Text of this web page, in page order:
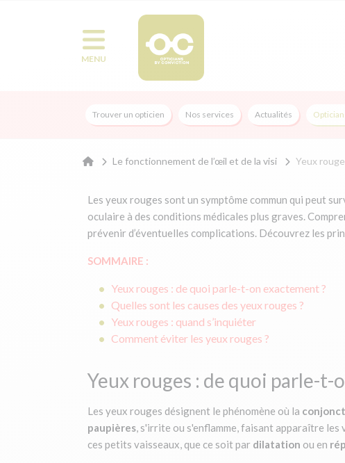
MENU
Trouver un opticien Nos services Actualités
Le fonctionnement de l’œil et de la visi Yeux
Les yeux rouges sont un symptôme commun qui peut
oculaire à des conditions médicales plus graves.
prévenir d’éventuelles complications. Découvrez les
SOMMAIRE :
Yeux rouges : de quoi parle-t-on exactement ?
Quelles sont les causes des yeux rouges ?
Yeux rouges : quand s’inquiéter
Comment éviter les yeux rouges ?
Yeux rouges : de quoi parle-t-
Les yeux rouges désignent le phénomène où la
paupières, s'irrite ou s'enflamme, faisant apparaître
ces petits vaisseaux, que ce soit par dilatation ou en